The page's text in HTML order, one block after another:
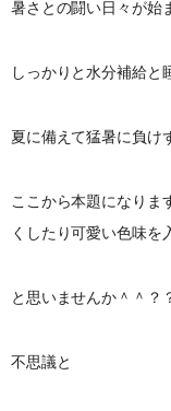
暑さとの闘い日々が始
しっかりと水分補給と
夏に備えて猛暑に負け
ここから本題になりま
くしたり可愛い色味を
と思いませんか＾＾？
不思議と